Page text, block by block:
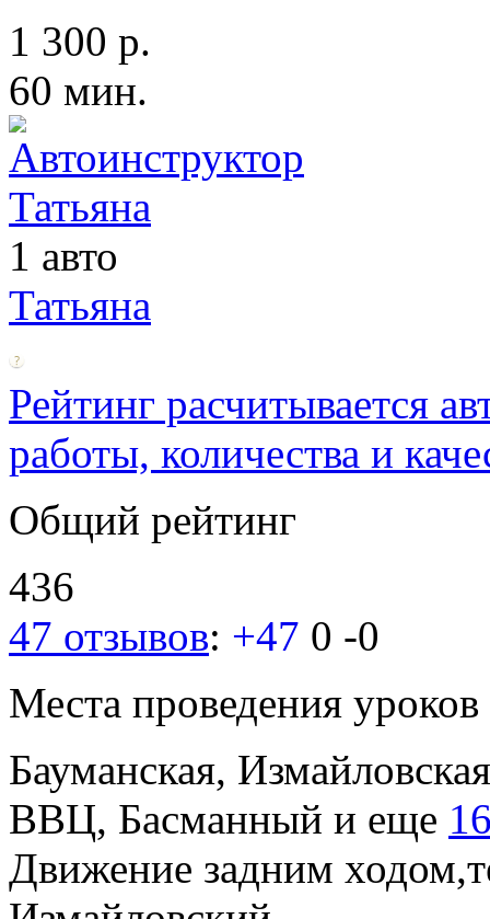
1 300 р.
60 мин.
1 авто
Татьяна
Рейтинг расчитывается
работы, количества и
Общий рейтинг
436
47 отзывов: +47 0 -0
Места проведения уроков
Бауманская,
ВВЦ, Басманный и еще
Движение задним